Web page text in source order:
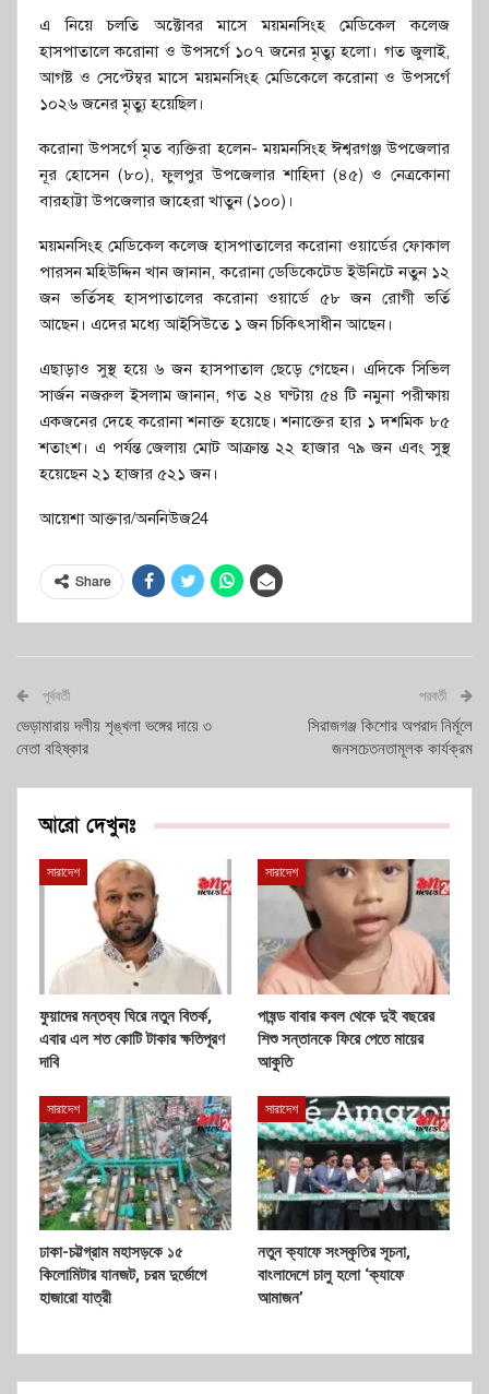
এ নিয়ে চলতি অক্টোবর মাসে ময়মনসিংহ মেডিকেল কলেজ
হাসপাতালে করোনা ও উপসর্গে ১০৭ জনের মৃত্যু হলো। গত জুলাই,
আগষ্ট ও সেপ্টেম্বর মাসে ময়মনসিংহ মেডিকেলে করোনা ও উপসর্গে
১০২৬ জনের মৃত্যু হয়েছিল।
করোনা উপসর্গে মৃত ব্যক্তিরা হলেন- ময়মনসিংহ ঈশ্বরগঞ্জ উপজেলার
নূর হোসেন (৮০), ফুলপুর উপজেলার শাহিদা (৪৫) ও নেত্রকোনা
বারহাট্টা উপজেলার জাহেরা খাতুন (১০০)।
ময়মনসিংহ মেডিকেল কলেজ হাসপাতালের করোনা ওয়ার্ডের ফোকাল
পারসন মহিউদ্দিন খান জানান, করোনা ডেডিকেটেড ইউনিটে নতুন ১২
জন ভর্তিসহ হাসপাতালের করোনা ওয়ার্ডে ৫৮ জন রোগী ভর্তি
আছেন। এদের মধ্যে আইসিউতে ১ জন চিকিৎসাধীন আছেন।
এছাড়াও সুস্থ হয়ে ৬ জন হাসপাতাল ছেড়ে গেছেন। এদিকে সিভিল
সার্জন নজরুল ইসলাম জানান, গত ২৪ ঘণ্টায় ৫৪ টি নমুনা পরীক্ষায়
একজনের দেহে করোনা শনাক্ত হয়েছে। শনাক্তের হার ১ দশমিক ৮৫
শতাংশ। এ পর্যন্ত জেলায় মোট আক্রান্ত ২২ হাজার ৭৯ জন এবং সুস্থ
হয়েছেন ২১ হাজার ৫২১ জন।
আয়েশা আক্তার/অননিউজ24
Share
পূর্ববর্তী
ভেড়ামারায় দলীয় শৃঙ্খলা ভঙ্গের দায়ে ৩
নেতা বহিষ্কার
পরবর্তী
সিরাজগঞ্জ কিশোর অপরাদ নির্মূলে
জনসচেতনতামূলক কার্যক্রম
আরো দেখুনঃ
সারাদেশ
ফুয়াদের মন্তব্য ঘিরে নতুন বিতর্ক,
এবার এল শত কোটি টাকার ক্ষতিপূরণ
দাবি
সারাদেশ
পাষন্ড বাবার কবল থেকে দুই বছরের
শিশু সন্তানকে ফিরে পেতে মায়ের
আকুতি
সারাদেশ
ঢাকা-চট্টগ্রাম মহাসড়কে ১৫
কিলোমিটার যানজট, চরম দুর্ভোগে
হাজারো যাত্রী
সারাদেশ
নতুন ক্যাফে সংস্কৃতির সূচনা,
বাংলাদেশে চালু হলো ‘ক্যাফে
আমাজন’